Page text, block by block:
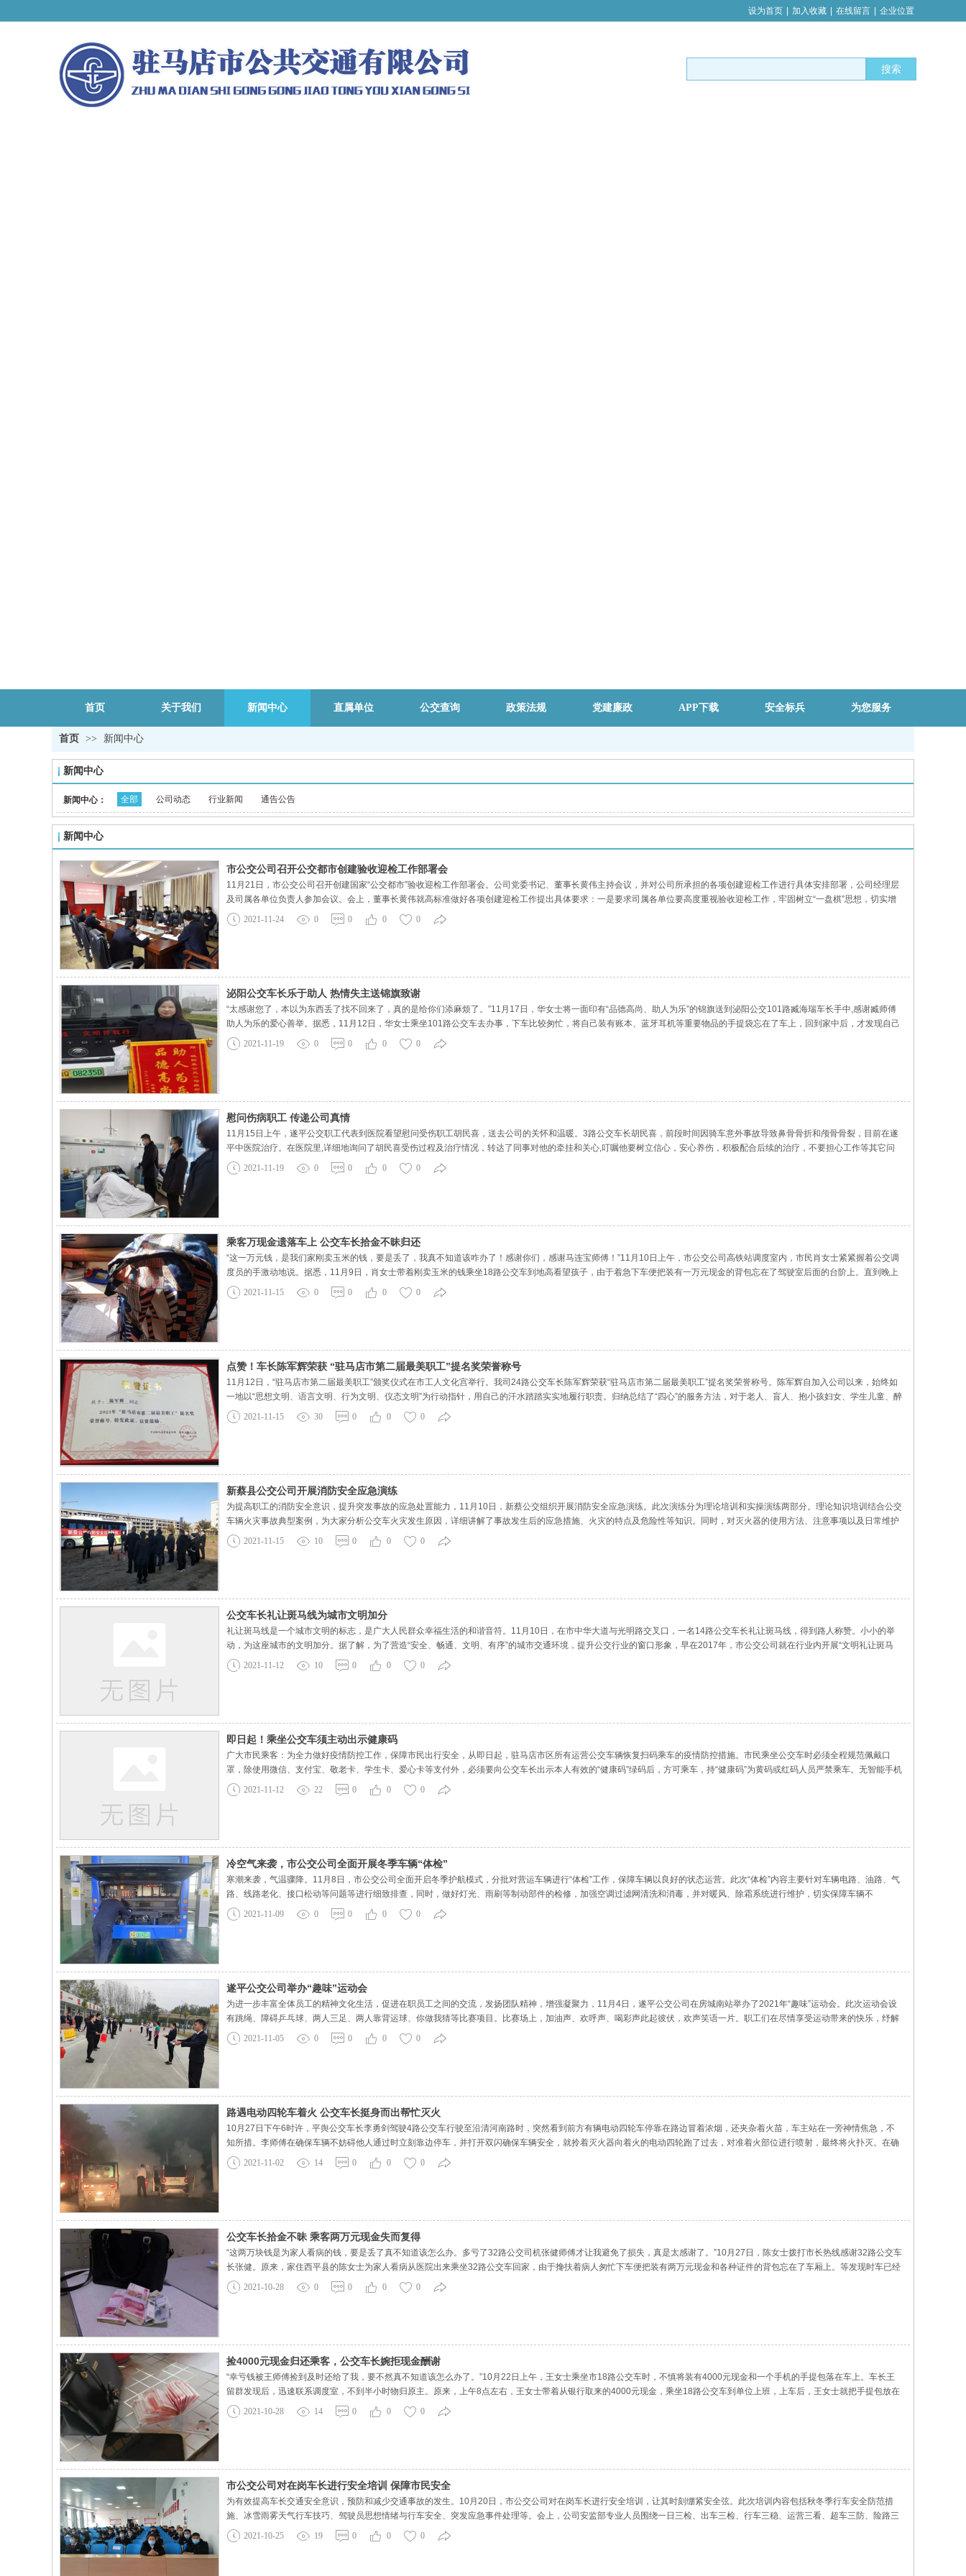
搜索
设为首页 加入收藏 在线留言 企业位置
首页 关于我们 新闻中心 直属单位 公交查询 政策法规 党建廉政 APP下载 安全标兵 为您服务
首页 >> 新闻中心
新闻中心
新闻中心： 全部 公司动态 行业新闻 通告公告
新闻中心
市公交公司召开公交都市创建验收迎检工作部署会
11月21日，市公交公司召开创建国家“公交都市”验收迎检工作部署会。公司党委书记、董事长黄伟主持会议，并对公司所承担的各项创建迎检工作进行具体安排部署，公司经理层
及司属各单位负责人参加会议。会上，董事长黄伟就高标准做好各项创建迎检工作提出具体要求：一是要求司属各单位要高度重视验收迎检工作，牢固树立“一盘棋”思想，切实增
强迎检工作的紧迫感和责任感，全力以赴做好收尾和冲刺工作，要在验收过程各个环节力争“有加分”，重点工作力争“得满分”，难以突破工作力争“少扣分”，确保我市顺利通过最终
考核验收并取得优异成
2021-11-24 0 0 0 0
泌阳公交车长乐于助人 热情失主送锦旗致谢
“太感谢您了，本以为东西丢了找不回来了，真的是给你们添麻烦了。”11月17日，华女士将一面印有“品德高尚、助人为乐”的锦旗送到泌阳公交101路臧海瑞车长手中,感谢臧师傅
助人为乐的爱心善举。据悉，11月12日，华女士乘坐101路公交车去办事，下车比较匆忙，将自己装有账本、蓝牙耳机等重要物品的手提袋忘在了车上，回到家中后，才发现自己
的手提袋丢了，由于账本和笔记本记录着自己近期生意的账目和资料，对自己非常重要。华女士急忙拨打公交热线,了解到东西被臧海瑞师傅捡到并保存，心里的一块“石头”算是落
地了。因为第二天有更重要的
2021-11-19 0 0 0 0
慰问伤病职工 传递公司真情
11月15日上午，遂平公交职工代表到医院看望慰问受伤职工胡民喜，送去公司的关怀和温暖。3路公交车长胡民喜，前段时间因骑车意外事故导致鼻骨骨折和颅骨骨裂，目前在遂
平中医院治疗。在医院里,详细地询问了胡民喜受伤过程及治疗情况，转达了同事对他的牵挂和关心,叮嘱他要树立信心，安心养伤，积极配合后续的治疗，不要担心工作等其它问
题，争取早日康复并回到工作岗位。对公司的牵挂和慰问表示由衷感谢并会以积极的心态面对，争取早日康复返回工作岗位，努力工作，回报大家的关心和关爱。一直以来，遂平
公交公司 高度重视职工的工作和生活
2021-11-19 0 0 0 0
乘客万现金遗落车上 公交车长拾金不昧归还
“这一万元钱，是我们家刚卖玉米的钱，要是丢了，我真不知道该咋办了！感谢你们，感谢马连宝师傅！”11月10日上午，市公交公司高铁站调度室内，市民肖女士紧紧握着公交调
度员的手激动地说。据悉，11月9日，肖女士带着刚卖玉米的钱乘坐18路公交车到地高看望孩子，由于着急下车便把装有一万元现金的背包忘在了驾驶室后面的台阶上。直到晚上
回到家中，经家人提醒才想起自己的包丢了，便抱着试一试的态度拨打了公交服务热线，调度员了解情况后，对肖女士说：“18路公交车长马师傅上交的背包和你描述的很相似，
你可以来调度室核实一下。”第二天
2021-11-15 0 0 0 0
点赞！车长陈军辉荣获 “驻马店市第二届最美职工”提名奖荣誉称号
11月12日，“驻马店市第二届最美职工”颁奖仪式在市工人文化宫举行。我司24路公交车长陈军辉荣获“驻马店市第二届最美职工”提名奖荣誉称号。陈军辉自加入公司以来，始终如
一地以“思想文明、语言文明、行为文明、仪态文明”为行动指针，用自己的汗水踏踏实实地履行职责。归纳总结了“四心”的服务方法，对于老人、盲人、抱小孩妇女、学生儿童、醉
酒人、病人、外地带包袱等七种不同乘客作出不同的服务。乘客上车时主动关心特需人，下车时主动为特需乘客寻找同路人，尽自己最大的努力为乘客提供方便。乘客的身份证、
钱包、手机等物品遗失在
2021-11-15 30 0 0 0
新蔡县公交公司开展消防安全应急演练
为提高职工的消防安全意识，提升突发事故的应急处置能力，11月10日，新蔡公交组织开展消防安全应急演练。此次演练分为理论培训和实操演练两部分。理论知识培训结合公交
车辆火灾事故典型案例，为大家分析公交车火灾发生原因，详细讲解了事故发生后的应急措施、火灾的特点及危险性等知识。同时，对灭火器的使用方法、注意事项以及日常维护
进行了系统介绍，并让职工现场使用灭火器，及时矫正不规范的操作。实操演练是模拟公交车突发火灾，车门电气开关失灵的突发险情。参演公交车长在发现火情后遵循“两先三
一”的应急处置原则，立即停车并安
2021-11-15 10 0 0 0
公交车长礼让斑马线为城市文明加分
礼让斑马线是一个城市文明的标志，是广大人民群众幸福生活的和谐音符。11月10日，在市中华大道与光明路交叉口，一名14路公交车长礼让斑马线，得到路人称赞。小小的举
动，为这座城市的文明加分。据了解，为了营造“安全、畅通、文明、有序”的城市交通环境，提升公交行业的窗口形象，早在2017年，市公交公司就在行业内开展“文明礼让斑马
线”活动，打造驻马店文明城市“金名片”。2018年开始，市公交公司在充分调研的基础上，结合公交车安全运营路口控速标准，提出了“321”礼让标准，“3”是在距离斑马线30米处，
观察并提前减速，做好停车
2021-11-12 10 0 0 0
即日起！乘坐公交车须主动出示健康码
广大市民乘客：为全力做好疫情防控工作，保障市民出行安全，从即日起，驻马店市区所有运营公交车辆恢复扫码乘车的疫情防控措施。市民乘坐公交车时必须全程规范佩戴口
罩，除使用微信、支付宝、敬老卡、学生卡、爱心卡等支付外，必须要向公交车长出示本人有效的“健康码”绿码后，方可乘车，持“健康码”为黄码或红码人员严禁乘车。无智能手机
的老人、儿童或其他不能熟练使用手机的乘客，可彩色打印7日内有效的“纸质健康码”，经车长核验并确认后，方能乘车；无家人陪同不能出示健康码的乘客，需携带本人有效身份
证件登记姓名、身份证号码、
2021-11-12 22 0 0 0
冷空气来袭，市公交公司全面开展冬季车辆“体检”
寒潮来袭，气温骤降。11月8日，市公交公司全面开启冬季护航模式，分批对营运车辆进行“体检”工作，保障车辆以良好的状态运营。此次“体检”内容主要针对车辆电路、油路、气
路、线路老化、接口松动等问题等进行细致排查，同时，做好灯光、雨刷等制动部件的检修，加强空调过滤网清洗和消毒，并对暖风、除霜系统进行维护，切实保障车辆不
带“病”上路，给广大市民在冬季提供一个安全、温暖、舒适的乘车环境。此外，市公交公司还加大对公交车长的安全教育培训，通过班组会议、视频宣教等多种形式向公交车长讲
解冬季行车安全技巧，传授日常车辆
2021-11-09 0 0 0 0
遂平公交公司举办“趣味”运动会
为进一步丰富全体员工的精神文化生活，促进在职员工之间的交流，发扬团队精神，增强凝聚力，11月4日，遂平公交公司在房城南站举办了2021年“趣味”运动会。此次运动会设
有跳绳、障碍乒乓球、两人三足、两人靠背运球、你做我猜等比赛项目。比赛场上，加油声、欢呼声、喝彩声此起彼伏，欢声笑语一片。职工们在尽情享受运动带来的快乐，纾解
平时工作压力和疲惫，在比赛中加强了团结与协作，增强了集体荣誉感。赛后许多职工纷纷表示，通过本次趣味运动会充分体验到运动的快乐和竞技的乐趣，自己的心理素质、身
体素质和运动水平都有了明显的进步
2021-11-05 0 0 0 0
路遇电动四轮车着火 公交车长挺身而出帮忙灭火
10月27日下午6时许，平舆公交车长李勇剑驾驶4路公交车行驶至沿清河南路时，突然看到前方有辆电动四轮车停靠在路边冒着浓烟，还夹杂着火苗，车主站在一旁神情焦急，不
知所措。李师傅在确保车辆不妨碍他人通过时立刻靠边停车，并打开双闪确保车辆安全，就拎着灭火器向着火的电动四轮跑了过去，对准着火部位进行喷射，最终将火扑灭。在确
保着火车辆安全隐患消除后，李勇剑便匆匆赶回到公交车上继续营运。路边群众及四轮车主本人纷纷竖起大拇指为他点赞。面对称赞，公交车长李勇剑表示，为了确保公交车长在
紧急情况下，能够积极应对，平舆公交
2021-11-02 14 0 0 0
公交车长拾金不昧 乘客两万元现金失而复得
“这两万块钱是为家人看病的钱，要是丢了真不知道该怎么办。多亏了32路公交司机张健师傅才让我避免了损失，真是太感谢了。”10月27日，陈女士拨打市长热线感谢32路公交车
长张健。原来，家住西平县的陈女士为家人看病从医院出来乘坐32路公交车回家，由于搀扶着病人匆忙下车便把装有两万元现金和各种证件的背包忘在了车厢上。等发现时车已经
走远，便抱着试一试的态度拨打了公交公司服务热线，工作人员了解情况后便联系32路公交车长让他们留意，并安慰陈女士说：“如果公交车长见到的话，会第一时间上报的，你
可以先来调度室等待。”当陈女士
2021-10-28 0 0 0 0
捡4000元现金归还乘客，公交车长婉拒现金酬谢
“幸亏钱被王师傅捡到及时还给了我，要不然真不知道该怎么办了。”10月22日上午，王女士乘坐市18路公交车时，不慎将装有4000元现金和一个手机的手提包落在车上。车长王
留群发现后，迅速联系调度室，不到半小时物归原主。原来，上午8点左右，王女士带着从银行取来的4000元现金，乘坐18路公交车到单位上班，上车后，王女士就把手提包放在
车长驾驶室后面的台阶上，由于下车匆忙便把包忘在了车上，等想起来车已经走远了。18路车长王留群到达终点站进行车辆消杀时，发现有乘客落下的手提包，便交到调度室后与
调度员一起清点了包内物品，有4000元
2021-10-28 14 0 0 0
市公交公司对在岗车长进行安全培训 保障市民安全
为有效提高车长交通安全意识，预防和减少交通事故的发生。10月20日，市公交公司对在岗车长进行安全培训，让其时刻绷紧安全弦。此次培训内容包括秋冬季行车安全防范措
施、冰雪雨雾天气行车技巧、驾驶员思想情绪与行车安全、突发应急事件处理等。会上，公司安监部专业人员围绕一日三检、出车三检、行车三稳、运营三看、超车三防、险路三
先、路口三行、雨雾三宝、冰雪三缓、车门三不等内容进行讲解，并通过观看典型警示案例，引起驾驶员对违章驾驶、醉驾、超速行驶、斑马线不礼让等行为易引发事故的共鸣。
参加车长表示：通过此次培训，自己的
2021-10-25 19 0 0 0